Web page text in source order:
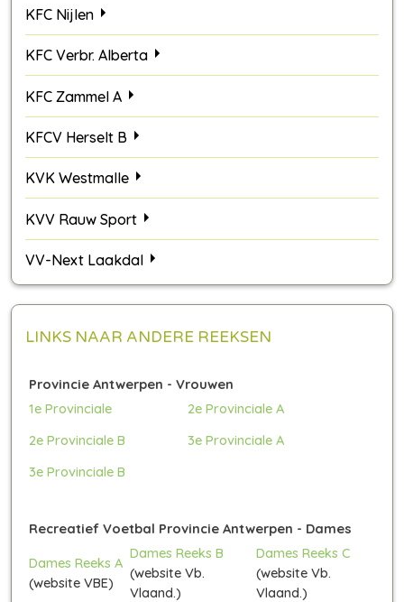
KFC Nijlen
KFC Verbr. Alberta
KFC Zammel A
KFCV Herselt B
KVK Westmalle
KVV Rauw Sport
VV-Next Laakdal
LINKS NAAR ANDERE REEKSEN
Provincie Antwerpen - Vrouwen
1e Provinciale
2e Provinciale A
2e Provinciale B
3e Provinciale A
3e Provinciale B
Recreatief Voetbal Provincie Antwerpen - Dames
Dames Reeks A
(website VBE)
Dames Reeks B
(website Vb.
Vlaand.)
Dames Reeks C
(website Vb.
Vlaand.)